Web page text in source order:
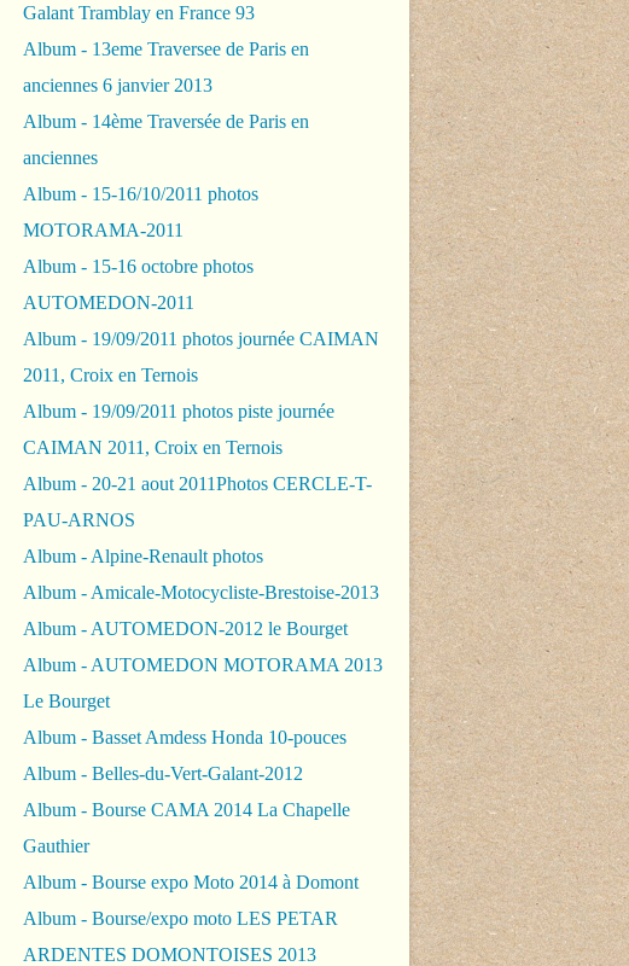
Galant Tramblay en France 93
Album - 13eme Traversee de Paris en
anciennes 6 janvier 2013
Album - 14ème Traversée de Paris en
anciennes
Album - 15-16/10/2011 photos
MOTORAMA-2011
Album - 15-16 octobre photos
AUTOMEDON-2011
Album - 19/09/2011 photos journée CAIMAN
2011, Croix en Ternois
Album - 19/09/2011 photos piste journée
CAIMAN 2011, Croix en Ternois
Album - 20-21 aout 2011Photos CERCLE-T-
PAU-ARNOS
Album - Alpine-Renault photos
Album - Amicale-Motocycliste-Brestoise-2013
Album - AUTOMEDON-2012 le Bourget
Album - AUTOMEDON MOTORAMA 2013
Le Bourget
Album - Basset Amdess Honda 10-pouces
Album - Belles-du-Vert-Galant-2012
Album - Bourse CAMA 2014 La Chapelle
Gauthier
Album - Bourse expo Moto 2014 à Domont
Album - Bourse/expo moto LES PETAR
ARDENTES DOMONTOISES 2013